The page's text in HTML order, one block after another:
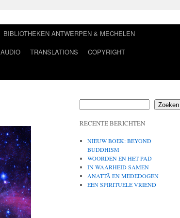
BIBLIOTHEKEN ANTWERPEN & MECHELEN
AUDIO TRANSLATIONS
COPYRIGHT
Zoeken
RECENTE BERICHTEN
NIEUW BOEK: BEYOND
BUDDHISM
WOORDEN EN HET PAD
IN WAARHEID SAMEN
ANATTĀ EN MEDEDOGEN
EEN SPIRITUELE VRIEND